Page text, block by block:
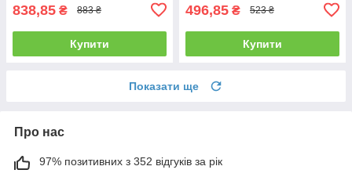
838,85 ₴ 883 ₴
Купити
496,85 ₴ 523 ₴
Купити
Показати ще
Про нас
97% позитивних з 352 відгуків за рік